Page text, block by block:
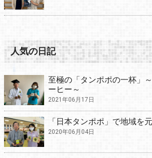
人気の日記
至極の「タンポポの一杯」
ーヒー～
2021年06月17日
「日本タンポポ」で地域を
2020年06月04日